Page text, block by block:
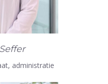
administratie